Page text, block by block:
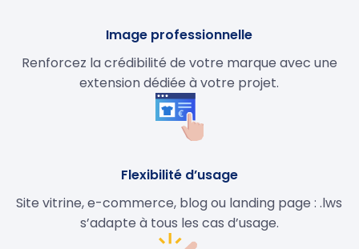
Image professionnelle
Renforcez la crédibilité de votre marque avec une
extension dédiée à votre projet.
Flexibilité d’usage
Site vitrine, e-commerce, blog ou landing page : .lws
s’adapte à tous les cas d’usage.